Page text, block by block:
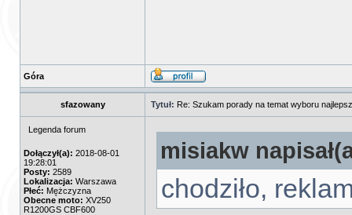
Góra
sfazowany Tytuł: Re: Szukam porady na temat wyboru
Legenda forum
Dołączył(a): 2018-08-01
19:28:01
Posty: 2589
Lokalizacja: Warszawa
Płeć: Mężczyzna
Obecne moto: XV250
R1200GS CBF600
misiakw
chodziło,